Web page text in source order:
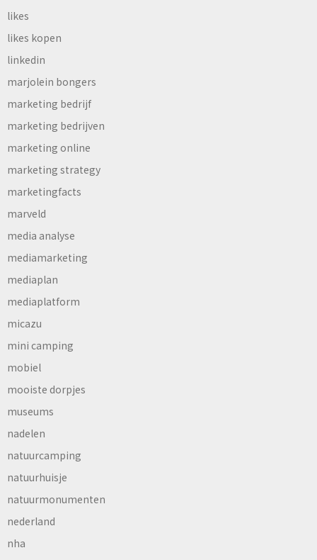
likes
likes kopen
linkedin
marjolein bongers
marketing bedrijf
marketing bedrijven
marketing online
marketing strategy
marketingfacts
marveld
media analyse
mediamarketing
mediaplan
mediaplatform
micazu
mini camping
mobiel
mooiste dorpjes
museums
nadelen
natuurcamping
natuurhuisje
natuurmonumenten
nederland
nha